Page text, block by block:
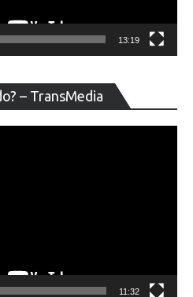
13:19
– TransMedia
de
11:32